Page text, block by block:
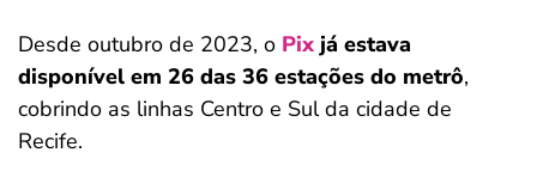
Desde outubro de 2023, o Pix já estava
disponível em 26 das 36 estações do metrô,
cobrindo as linhas Centro e Sul da cidade de
Recife.